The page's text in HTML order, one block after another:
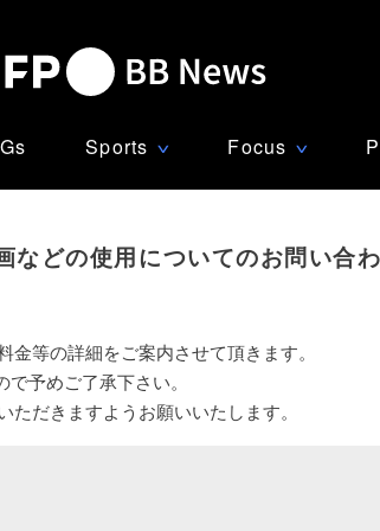
Sports ∨ Focus ∨
などの使用についてのお問い合
等の詳細をご案内させて頂きます。
予めご了承下さい。
だきますようお願いいたします。